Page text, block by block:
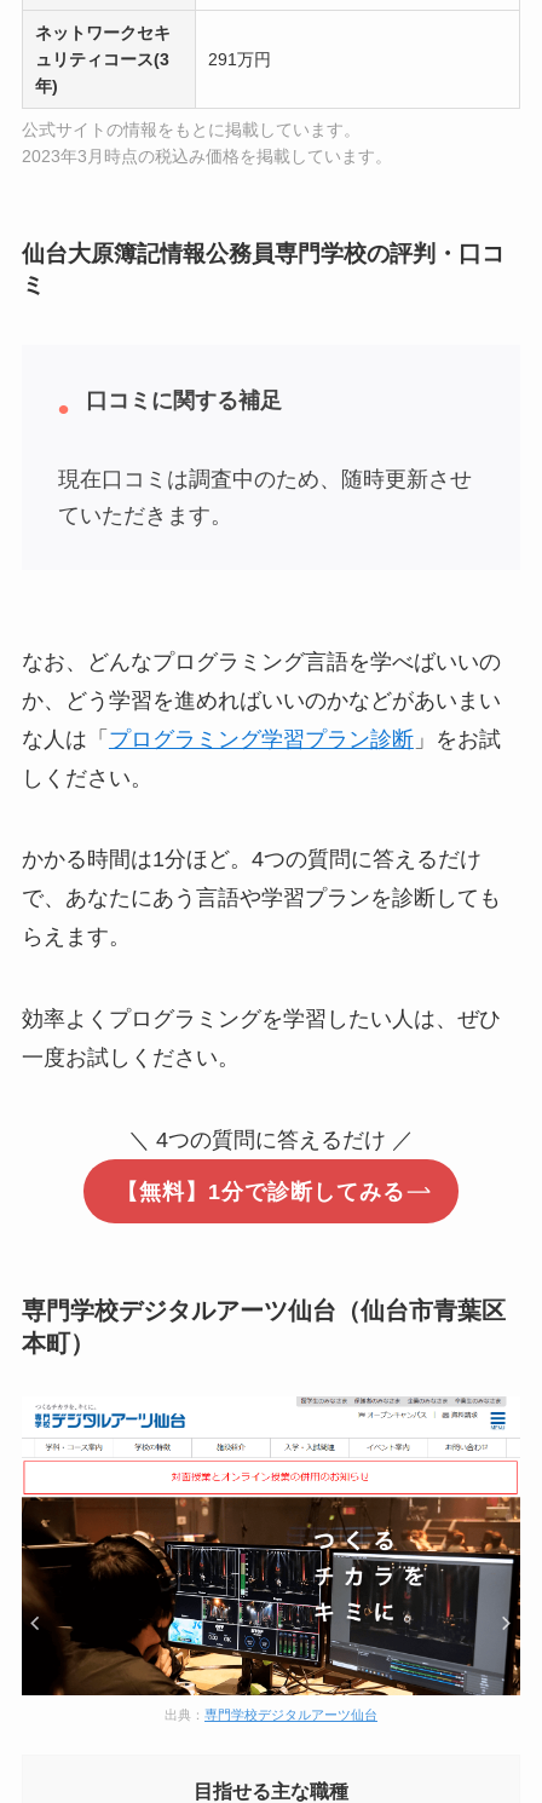
ネットワークセキ
ュリティコース(3
年)
291万円
公式サイトの情報をもとに掲載しています。
2023年3月時点の税込み価格を掲載しています。
仙台大原簿記情報公務員専門学校の評判・口コ
ミ
口コミに関する補足
現在口コミは調査中のため、随時更新させ
ていただきます。
なお、どんなプログラミング言語を学べばいいの
か、どう学習を進めればいいのかなどがあいまい
な人は「 プログラミング学習プラン診断」をお試
しください。
かかる時間は1分ほど。4つの質問に答えるだけ
で、あなたにあう言語や学習プランを診断しても
らえます。
効率よくプログラミングを学習したい人は、ぜひ
一度お試しください。
＼ 4つの質問に答えるだけ ／
【無料】1分で診断してみる
専門学校デジタルアーツ仙台 （仙台市青葉区
本町）
出典： 専門学校デジタルアーツ仙台
目指せる主な職種